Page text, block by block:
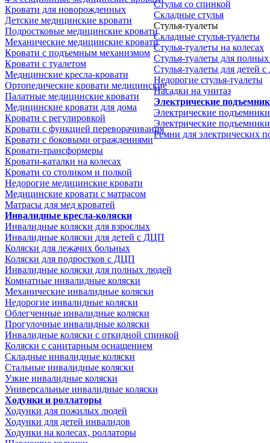
Кровати для новорожденных
Детские медицинские кровати
Подростковые медицинские кровати
Механические медицинские кровати
Кровати с подъемным механизмом
Кровати с туалетом
Медицинские крeсла-кровати
Ортопедические кровати медицинские
Палатные медицинские кровати
Медицинские кровати для дома
Кровати с регулировкой
Кровати с функцией переворачивания
Кровати с боковыми ограждениями
Кровати-трансформеры
Кровати-каталки на колесах
Кровати со столиком и полкой
Недорогие медицинские кровати
Медицинские кровати с матрасом
Матрасы для мед кроватей
Инвалидные кресла-коляски
Инвалидные коляски для взрослых
Инвалидные коляски для детей с ДЦП
Коляски для лежачих больных
Коляски для подростков с ДЦП
Инвалидные коляски для полных людей
Комнатные инвалидные коляски
Механические инвалидные коляски
Недорогие инвалидные коляски
Облегченные инвалидные коляски
Прогулочные инвалидные коляски
Инвалидные коляски с откидной спинкой
Коляски с санитарным оснащением
Складные инвалидные коляски
Стальные инвалидные коляски
Узкие инвалидные коляски
Универсальные инвалидные коляски
Ходунки и роллаторы
Ходунки для пожилых людей
Ходунки для детей инвалидов
Ходунки на колесах, роллаторы
Стулья со спинкой
Складные стулья
Стулья-туалеты
Складные стулья-туалеты
Стулья-туалеты на колесах
Стулья-туалеты для
Стулья-туалеты для детей
Недорогие стулья-туалеты
Насадки на унитаз
Электрические
Электрические
Электрические
Ремни для электрических